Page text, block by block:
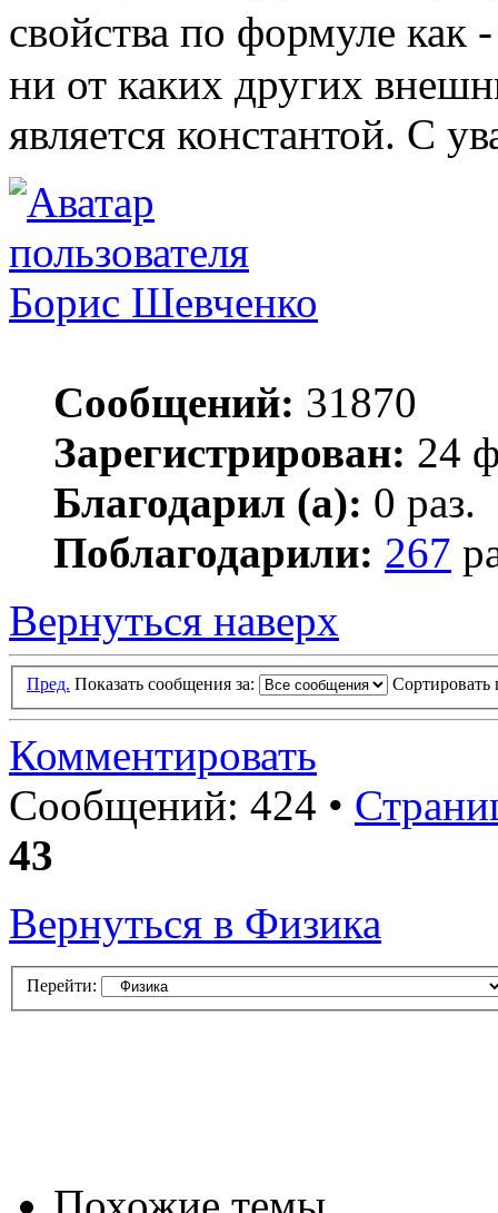
свойства по формуле как
ни от каких других
является константой. С
Борис Шевченко
Сообщений: 31870
Зарегистрирован: 24
Благодарил (а): 0 раз.
Поблагодарили: 267
Вернуться наверх
Пред. Показать сообщения за: Сортировать
Комментировать
Сообщений: 424 •
43
Вернуться в Физика
Перейти: